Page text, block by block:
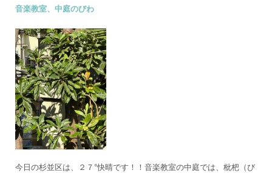
音楽教室、中庭のびわ
今日の杉並区は、２７°快晴です！！音楽教室の中庭では、枇杷（び